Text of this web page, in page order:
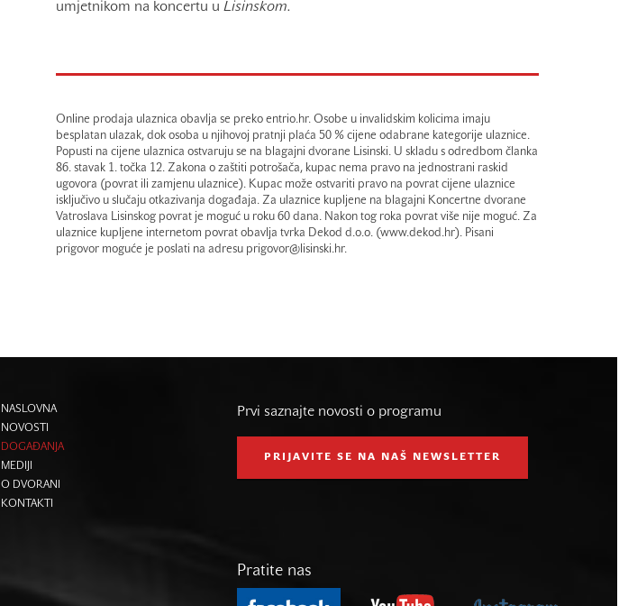
umjetnikom na koncertu u Lisinskom.
Online prodaja ulaznica obavlja se preko entrio.hr. Osobe u invalidskim kolicima imaju
besplatan ulazak, dok osoba u njihovoj pratnji plaća 50 % cijene odabrane kategorije ulaznice.
Popusti na cijene ulaznica ostvaruju se na blagajni dvorane Lisinski. U skladu s odredbom članka
86. stavak 1. točka 12. Zakona o zaštiti potrošača, kupac nema pravo na jednostrani raskid
ugovora (povrat ili zamjenu ulaznice). Kupac može ostvariti pravo na povrat cijene ulaznice
isključivo u slučaju otkazivanja događaja. Za ulaznice kupljene na blagajni Koncertne dvorane
Vatroslava Lisinskog povrat je moguć u roku 60 dana. Nakon tog roka povrat više nije moguć. Za
ulaznice kupljene internetom povrat obavlja tvrka Dekod d.o.o. (www.dekod.hr). Pisani
prigovor moguće je poslati na adresu prigovor@lisinski.hr.
NASLOVNA
NOVOSTI
DOGAĐANJA
MEDIJI
O DVORANI
KONTAKTI
Prvi saznajte novosti o programu
PRIJAVITE SE NA NAŠ NEWSLETTER
Pratite nas